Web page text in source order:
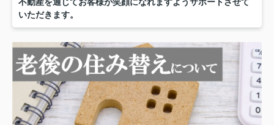
不動産を通じてお客様が笑顔になれますようサポートさせて
いただきます。